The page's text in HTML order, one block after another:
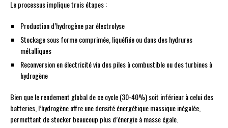
Le processus implique trois étapes :
Production d’hydrogène par électrolyse
Stockage sous forme comprimée, liquéfiée ou dans des hydrures
métalliques
Reconversion en électricité via des piles à combustible ou des turbines à
hydrogène
Bien que le rendement global de ce cycle (30-40%) soit inférieur à celui des
batteries, l’hydrogène offre une densité énergétique massique inégalée,
permettant de stocker beaucoup plus d’énergie à masse égale.